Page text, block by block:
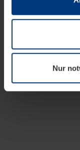
wenn diese für
notwendig sind.
wir Ihre Erlaubnis.
widerrufen.
Nur